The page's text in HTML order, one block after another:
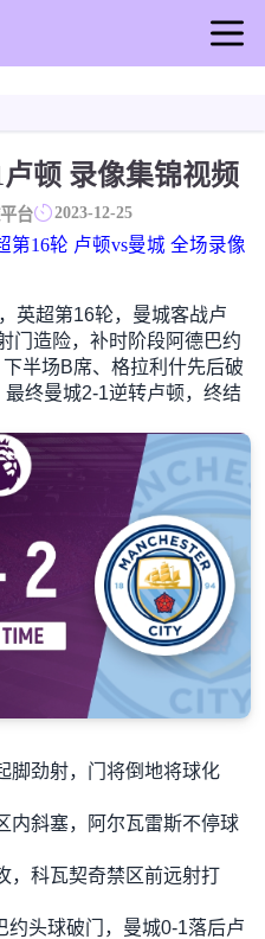
顿 录像集锦视频
台 2023-12-25
第16轮 卢顿vs曼城 全场录像
超第16轮，曼城客战卢
门造险，补时阶段阿德巴约
半场B席、格拉利什先后破
终曼城2-1逆转卢顿，终结
劲射，门将倒地将球化
斜塞，阿尔瓦雷斯不停球
科瓦契奇禁区前远射打
头球破门，曼城0-1落后卢